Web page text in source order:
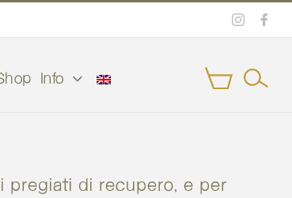
Instagram
Info
pregiati di recupero, e per